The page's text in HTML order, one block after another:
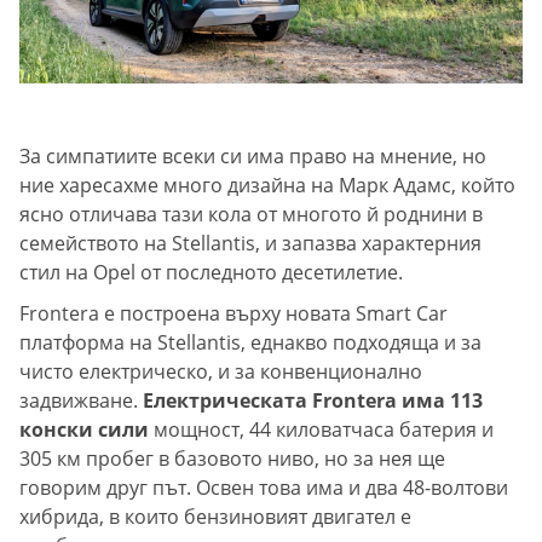
За симпатиите всеки си има право на мнение, но
ние харесахме много дизайна на Марк Адамс, който
ясно отличава тази кола от многото й роднини в
семейството на Stellantis, и запазва характерния
стил на Opel от последното десетилетие.
Frontera е построена върху новата Smart Car
платформа на Stellantis, еднакво подходяща и за
чисто електрическо, и за конвенционално
задвижване. Електрическата Frontera има 113
конски сили мощност, 44 киловатчаса батерия и
305 км пробег в базовото ниво, но за нея ще
говорим друг път. Освен това има и два 48-волтови
хибрида, в които бензиновият двигател е